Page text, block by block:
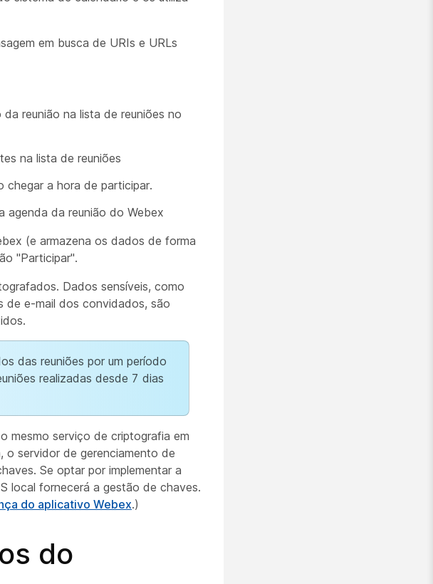
em busca de URIs e URLs
reunião na lista de reuniões no
na lista de reuniões
a hora de participar.
agenda da reunião do Webex
(e armazena os dados de forma
"Participar".
Dados sensíveis, como
de e-mail dos convidados, são
das reuniões por um período
realizadas desde 7 dias
mesmo serviço de criptografia em
o servidor de gerenciamento de
Se optar por implementar a
local fornecerá a gestão de chaves.
do aplicativo Webex.)
do